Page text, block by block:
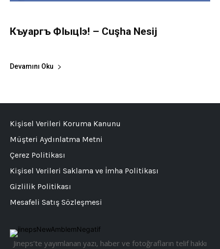
Къуаргъ ФIыцIэ! – Cuşha Nesij
Çuşha Nesij Aydemir - 1 Ekim 2021
Devamını Oku
Jineps’te yayımlanan yazı, haber ve fotoğrafların telif hakkı
Kişisel Verileri Koruma Kanunu
Müşteri Aydınlatma Metni
Çerez Politikası
Kişisel Verileri Saklama ve İmha Politikası
Gizlilik Politikası
Mesafeli Satış Sözleşmesi